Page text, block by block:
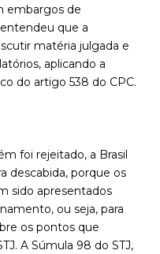
embargos de
que a
matéria julgada e
aplicando a
do artigo 538 do CPC.
foi rejeitado, a Brasil
descabida, porque os
sido apresentados
ou seja, para
os pontos que
A Súmula 98 do STJ,